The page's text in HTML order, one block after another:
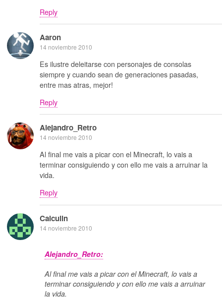
Reply
Aaron
14 noviembre 2010
Es ilustre deleitarse con personajes de consolas
siempre y cuando sean de generaciones pasadas,
entre mas atras, mejor!
Reply
Alejandro_Retro
14 noviembre 2010
Al final me vais a picar con el Minecraft, lo vais a
terminar consiguiendo y con ello me vais a arruinar la
vida.
Reply
Calculin
14 noviembre 2010
Alejandro_Retro:
Al final me vais a picar con el Minecraft, lo vais a
terminar consiguiendo y con ello me vais a arruinar
la vida.